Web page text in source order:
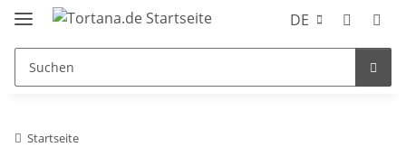
DE
Startseite